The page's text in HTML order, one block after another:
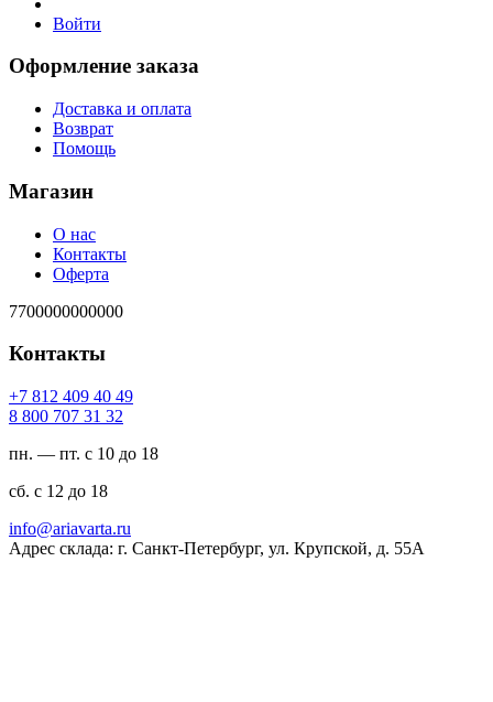
Войти
Оформление заказа
Доставка и оплата
Возврат
Помощь
Магазин
О нас
Контакты
Оферта
7700000000000
Контакты
94 04 904 218 7+
23 13 707 008 8
пн. — пт. с 10 до 18
сб. с 12 до 18
ur.atravaira@ofni
Адрес склада: г. Санкт-Петербург, ул. Крупской, д. 55А